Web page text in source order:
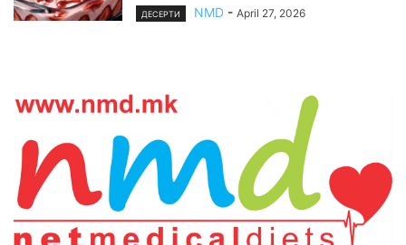
ДЕСЕРТИ NMD - April 27, 2026